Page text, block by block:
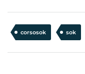
corsosok sok